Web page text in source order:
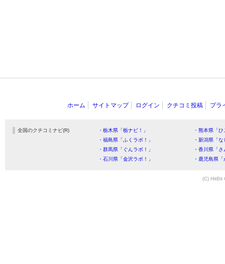
ホーム サイトマップ ログイン クチコミ投稿 プラ
全国のクチコミナビ(R) ・栃木県「栃ナビ！」
・熊本県「
・福島県「ふくラボ！」
・新潟県「
・群馬県「ぐんラボ！」
・香川県「
・石川県「金沢ラボ！」
・鹿児島県
(C) HitBit